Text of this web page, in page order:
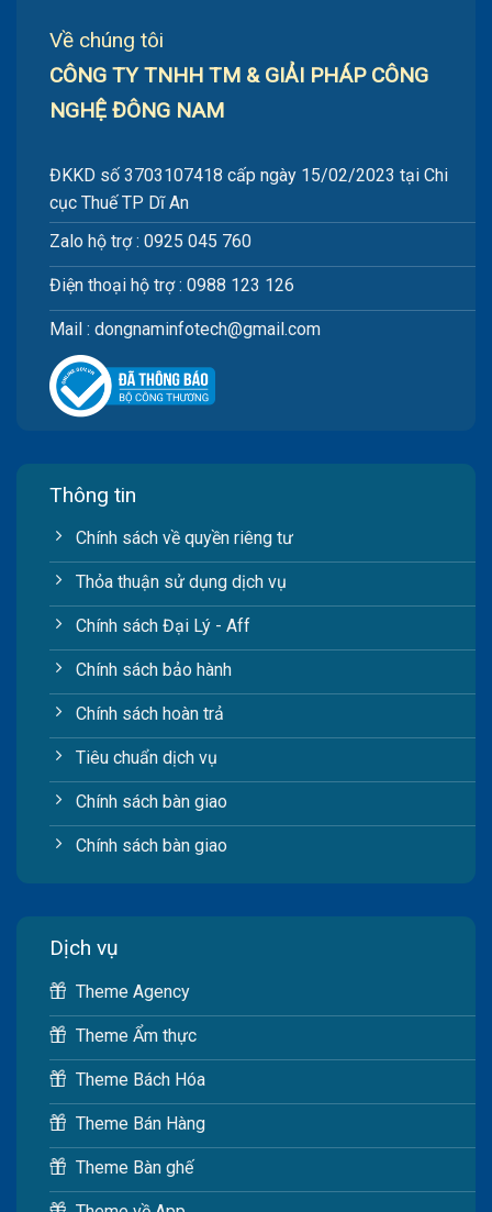
Về chúng tôi
CÔNG TY TNHH TM & GIẢI PHÁP CÔNG
NGHỆ ĐÔNG NAM
ĐKKD số 3703107418 cấp ngày 15/02/2023 tại Chi
cục Thuế TP Dĩ An
Zalo hộ trợ : 0925 045 760
Điện thoại hộ trợ : 0988 123 126
Mail : dongnaminfotech@gmail.com
Thông tin
Chính sách về quyền riêng tư
Thỏa thuận sử dụng dịch vụ
Chính sách Đại Lý - Aff
Chính sách bảo hành
Chính sách hoàn trả
Tiêu chuẩn dịch vụ
Chính sách bàn giao
Chính sách bàn giao
Dịch vụ
Theme Agency
Theme Ẩm thực
Theme Bách Hóa
Theme Bán Hàng
Theme Bàn ghế